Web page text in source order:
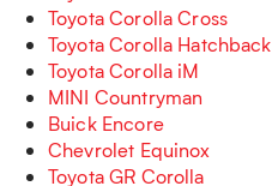
Toyota Corolla Cross
Toyota Corolla Hatchback
Toyota Corolla iM
MINI Countryman
Buick Encore
Chevrolet Equinox
Toyota GR Corolla